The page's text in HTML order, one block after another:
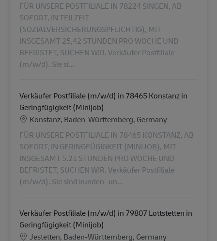
FÜR UNSERE POSTFILIALE IN 78224 SINGEN, AB
SOFORT, IN TEILZEIT
(SOZIALVERSICHERUNGSPFLICHTIG), MIT
INSGESAMT 25,42 STUNDEN PRO WOCHE UND
BEFRISTET, SUCHEN WIR. Verkäufer Postfiliale
(m/w/d). Sie si...
Verkäufer Postfiliale (m/w/d) in 78465 Konstanz in
Geringfügigkeit (Minijob)
Location
Konstanz, Baden-Württemberg, Germany
FÜR UNSERE POSTFILIALE IN 78465 KONSTANZ, AB
SOFORT, IN GERINGFÜGIGKEIT (MINIJOB), MIT
INSGESAMT 5,21 STUNDEN PRO WOCHE UND
BEFRISTET, SUCHEN WIR. Verkäufer Postfiliale
(m/w/d). Sie sind kunden- un...
Verkäufer Postfiliale (m/w/d) in 79807 Lottstetten in
Geringfügigkeit (Minijob)
Location
Jestetten, Baden-Württemberg, Germany